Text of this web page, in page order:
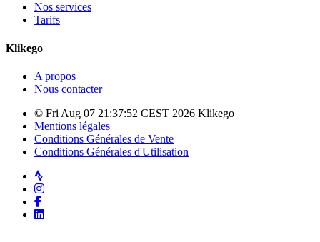
Nos services
Tarifs
Klikego
A propos
Nous contacter
© Fri Aug 07 21:37:52 CEST 2026 Klikego
Mentions légales
Conditions Générales de Vente
Conditions Générales d'Utilisation
Strava
Instagram
Facebook
LinkedIn